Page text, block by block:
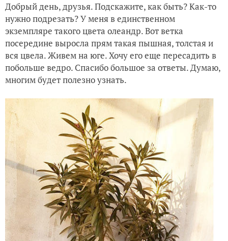
Добрый день, друзья. Подскажите, как быть? Как-то
нужно подрезать? У меня в единственном
экземпляре такого цвета олеандр. Вот ветка
посередине выросла прям такая пышная, толстая и
вся цвела. Живем на юге. Хочу его еще пересадить в
побольше ведро. Спасибо большое за ответы. Думаю,
многим будет полезно узнать.